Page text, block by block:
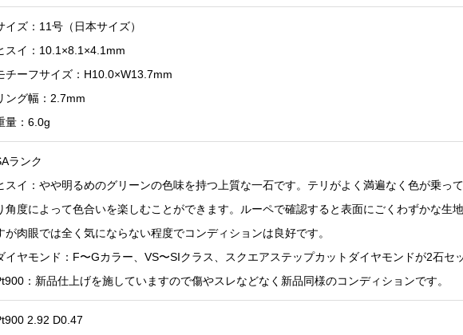
イズ：11号（日本サイズ）
スイ：10.1×8.1×4.1mm
チーフサイズ：H10.0×W13.7mm
ング幅：2.7mm
量：6.0g
ランク
スイ：やや明るめのグリーンの色味を持つ上質な一石です。テリがよく満遍なく色が乗っ
角度によって色合いを楽しむことができます。ルーペで確認すると表面にごくわずかな生
が肉眼では全く気にならない程度でコンディションは良好です。
イヤモンド：F〜Gカラー、VS〜SIクラス、スクエアステップカットダイヤモンドが2石セ
：新品仕上げを施していますので傷やスレなどなく新品同様のコンディションです。
2.92 D0.47